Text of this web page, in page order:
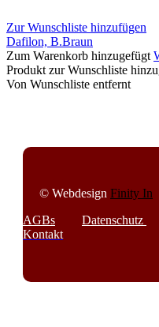
Zur Wunschliste hinzufügen
Dafilon, B.Braun
Dafilon,
B.Braun
Zum Warenkorb hinzugefügt
Produkt zur Wunschliste
Von Wunschliste entfernt
© Webdesign Finity In
AGBs
Datenschutz
Kontakt